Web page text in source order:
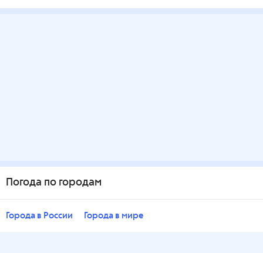
Погода по городам
Города в России Города в мире